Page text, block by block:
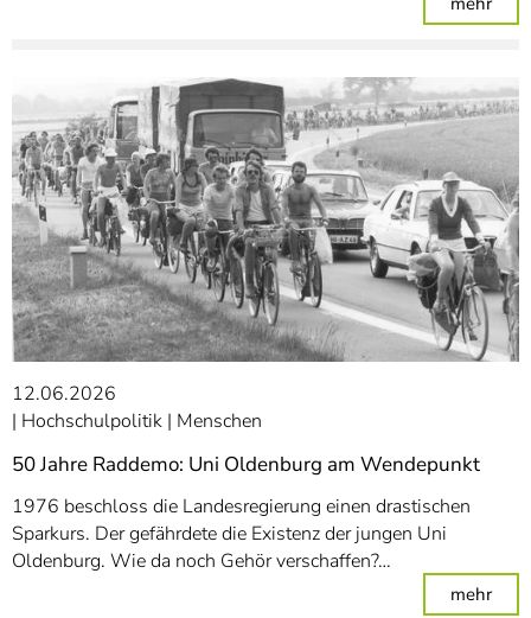
12.06.2026
Hochschulpolitik Menschen
50 Jahre Raddemo: Uni Oldenburg am Wendepunkt
1976 beschloss die Landesregierung einen drastischen
Sparkurs. Der gefährdete die Existenz der jungen Uni
Oldenburg. Wie da noch Gehör verschaffen?…
mehr: 50